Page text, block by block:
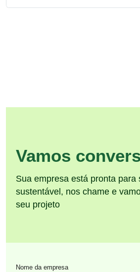
Vamos
Sua empresa está pronta para
sustentável, nos chame e
seu projeto
Nome da empresa